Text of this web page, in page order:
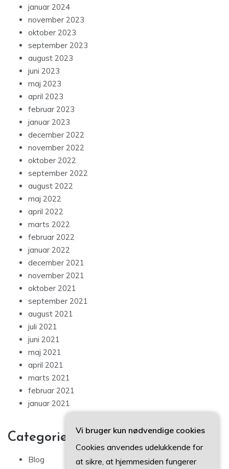
januar 2024
november 2023
oktober 2023
september 2023
august 2023
juni 2023
maj 2023
april 2023
februar 2023
januar 2023
december 2022
november 2022
oktober 2022
september 2022
august 2022
maj 2022
april 2022
marts 2022
februar 2022
januar 2022
december 2021
november 2021
oktober 2021
september 2021
august 2021
juli 2021
juni 2021
maj 2021
april 2021
marts 2021
februar 2021
januar 2021
Categories
Blog
Vi bruger kun nødvendige cookies
Cookies anvendes udelukkende for
at sikre, at hjemmesiden fungerer